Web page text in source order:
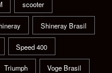
scooter
Shineray Brasil
Speed 400
Triumph Voge Brasil